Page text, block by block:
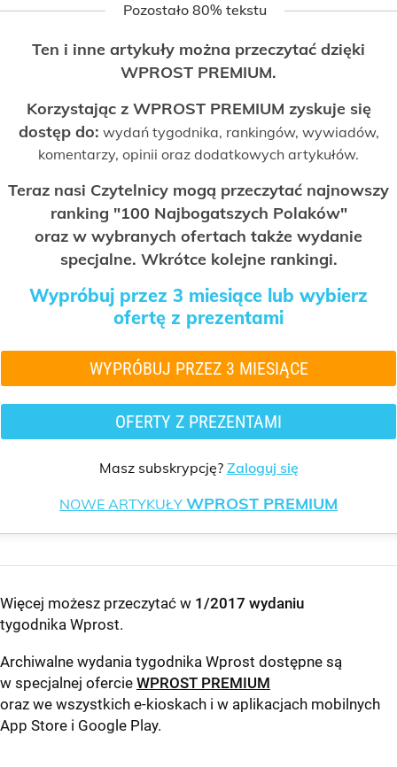
Pozostało 80% tekstu
Ten i inne artykuły można przeczytać dzięki
WPROST PREMIUM.
Korzystając z WPROST PREMIUM zyskuje się
dostęp do: wydań tygodnika, rankingów, wywiadów,
komentarzy, opinii oraz dodatkowych artykułów.
Teraz nasi Czytelnicy mogą przeczytać najnowszy
ranking "100 Najbogatszych Polaków"
oraz w wybranych ofertach także wydanie
specjalne. Wkrótce kolejne rankingi.
Wypróbuj przez 3 miesiące lub wybierz
ofertę z prezentami
WYPRÓBUJ PRZEZ 3 MIESIĄCE
OFERTY Z PREZENTAMI
Masz subskrypcję? Zaloguj się
NOWE ARTYKUŁY WPROST PREMIUM
Więcej możesz przeczytać w 1/2017 wydaniu
tygodnika Wprost.
Archiwalne wydania tygodnika Wprost dostępne są
w specjalnej ofercie WPROST PREMIUM
oraz we wszystkich e-kioskach i w aplikacjach mobilnych
App Store i Google Play.